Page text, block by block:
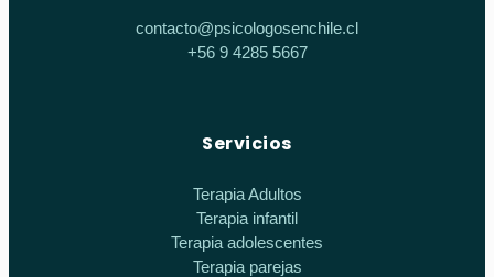
contacto@psicologosenchile.cl
+56 9 4285 5667
Servicios
Terapia Adultos
Terapia infantil
Terapia adolescentes
Terapia parejas